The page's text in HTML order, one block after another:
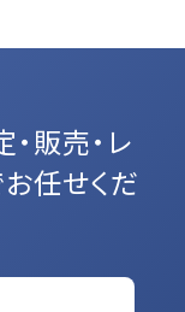
販売・レ
任せくだ